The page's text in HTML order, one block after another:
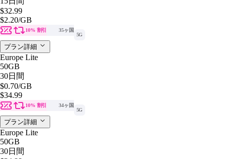
$32.99
$2.20/GB
10% 割引
35ヶ国
5G
プラン詳細
Europe Lite
50GB
30日間
$0.70/GB
$34.99
10% 割引
34ヶ国
5G
プラン詳細
Europe Lite
50GB
30日間